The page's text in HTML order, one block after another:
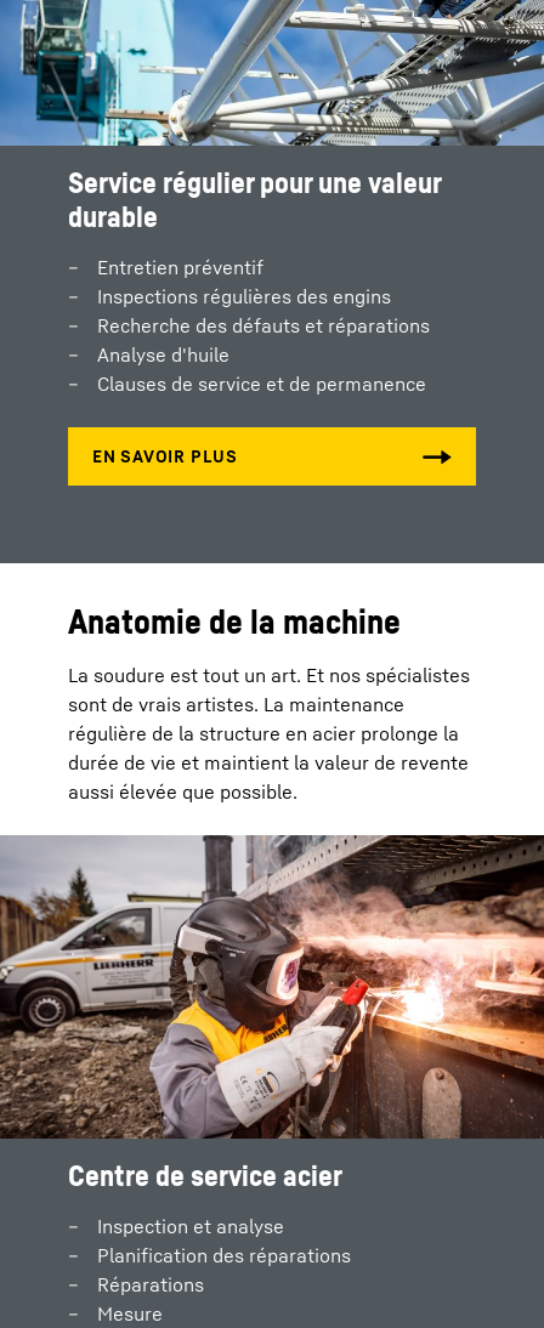
Service régulier pour une valeur
durable
Entretien préventif
Inspections régulières des engins
Recherche des défauts et réparations
Analyse d'huile
Clauses de service et de permanence
Anatomie de la machine
La soudure est tout un art. Et nos spécialistes
sont de vrais artistes. La maintenance
régulière de la structure en acier prolonge la
durée de vie et maintient la valeur de revente
aussi élevée que possible.
Centre de service acier
Inspection et analyse
Planification des réparations
Réparations
Mesure